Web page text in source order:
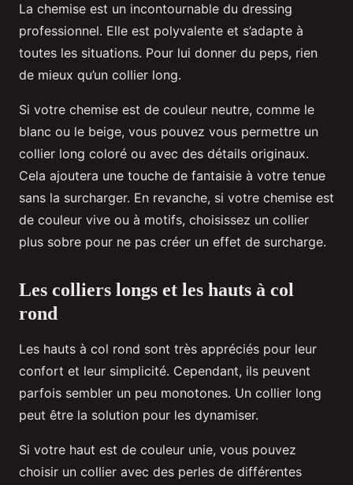
La chemise est un incontournable du dressing
professionnel. Elle est polyvalente et s’adapte à
toutes les situations. Pour lui donner du peps, rien
de mieux qu’un collier long.
Si votre chemise est de couleur neutre, comme le
blanc ou le beige, vous pouvez vous permettre un
collier long coloré ou avec des détails originaux.
Cela ajoutera une touche de fantaisie à votre tenue
sans la surcharger. En revanche, si votre chemise est
de couleur vive ou à motifs, choisissez un collier
plus sobre pour ne pas créer un effet de surcharge.
Les colliers longs et les hauts à col
rond
Les hauts à col rond sont très appréciés pour leur
confort et leur simplicité. Cependant, ils peuvent
parfois sembler un peu monotones. Un collier long
peut être la solution pour les dynamiser.
Si votre haut est de couleur unie, vous pouvez
choisir un collier avec des perles de différentes